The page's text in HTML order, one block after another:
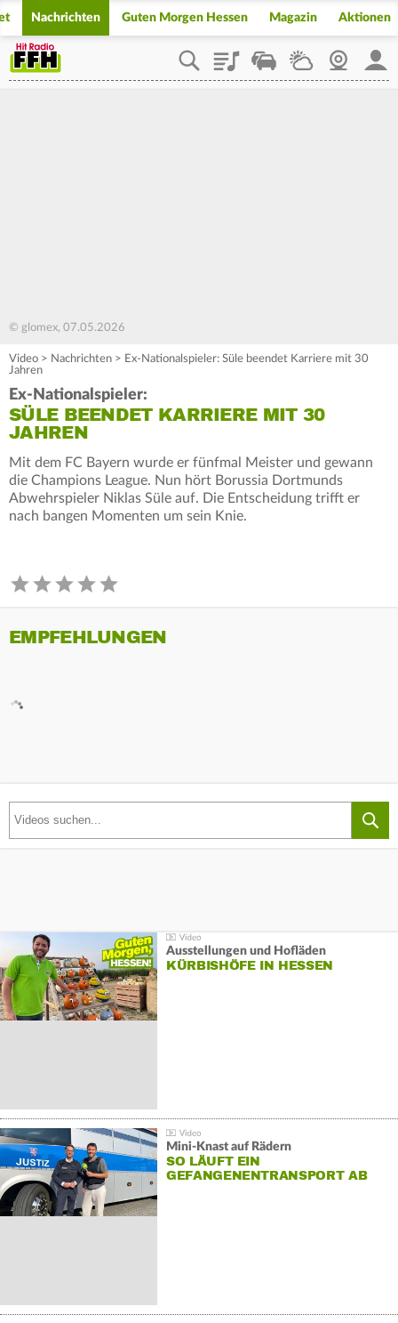
Nachrichten Guten Morgen Hessen Magazin Aktionen
PlaylistStaupilotWetterWebcam
© glomex, 07.05.2026
Video > Nachrichten > Ex-Nationalspieler: Süle beendet Karriere mit 30
Jahren
Ex-Nationalspieler:
SÜLE BEENDET KARRIERE MIT 30
JAHREN
Mit dem FC Bayern wurde er fünfmal Meister und gewann
die Champions League. Nun hört Borussia Dortmunds
Abwehrspieler Niklas Süle auf. Die Entscheidung trifft er
nach bangen Momenten um sein Knie.
EMPFEHLUNGEN
Ausstellungen und Hofläden
KÜRBISHÖFE IN HESSEN
Mini-Knast auf Rädern
SO LÄUFT EIN
GEFANGENENTRANSPORT AB